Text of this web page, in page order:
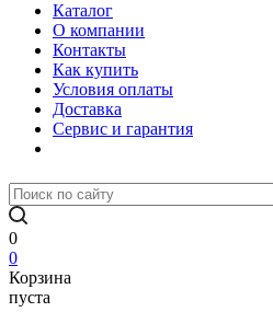
Каталог
О компании
Контакты
Как купить
Условия оплаты
Доставка
Сервис и гарантия
0
0
Корзина
пуста